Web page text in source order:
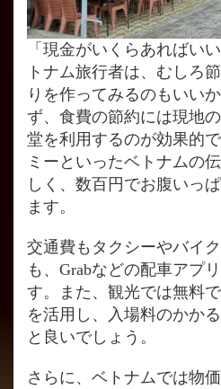
「現金がいくらあればい
トナム旅行者は、むしろ
りを作ってみるのもいい
ず、食費の節約には現地
堂を利用するのが効果的
ミーといったベトナムの
しく、数百円でお腹いっ
ます。
交通費もタクシーやバイ
も、Grabなどの配車アプ
す。また、観光では無料
を活用し、入場料のかか
と良いでしょう。
さらに、ベトナムでは物